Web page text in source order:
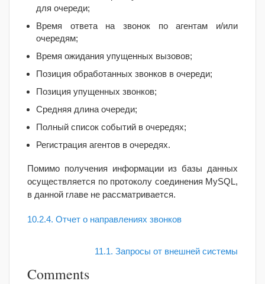
для очереди;
Время ответа на звонок по агентам и/или
очередям;
Время ожидания упущенных вызовов;
Позиция обработанных звонков в очереди;
Позиция упущенных звонков;
Средняя длина очереди;
Полный список событий в очередях;
Регистрация агентов в очередях.
Помимо получения информации из базы данных
осуществляется по протоколу соединения MySQL,
в данной главе не рассматривается.
10.2.4. Отчет о направлениях звонков
11.1. Запросы от внешней системы
Comments